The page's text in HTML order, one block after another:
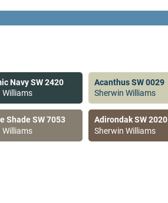
Navy SW 2420
Williams
Acanthus SW 0029
Sherwin Williams
Shade SW 7053
Williams
Adirondak SW 2020
Sherwin Williams